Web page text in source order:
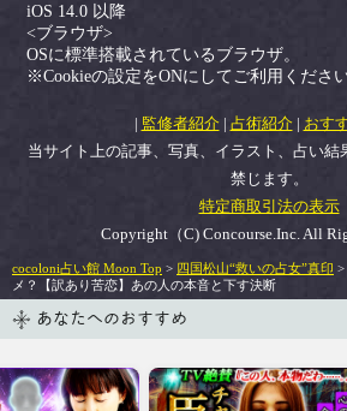
iOS 14.0 以降
<ブラウザ>
OSに標準搭載されているブラウザ。
※Cookieの設定をONにしてご利用ください
| 監修者紹介 | 占術紹介 | おす
当サイト上の記事、写真、イラスト、占い結
禁じます。
特定商取引法の表示
Copyright（C) Concourse.Inc. All
cocoloni占い館 Moon Top > 四国松山“救いの占女”真印
メ？【訳あり苦恋】あの人の本音と下す決断
あなたへのおすすめ